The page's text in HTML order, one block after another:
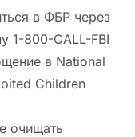
в ФБР через
1-800-CALL-FBI
в National
Children
очищать